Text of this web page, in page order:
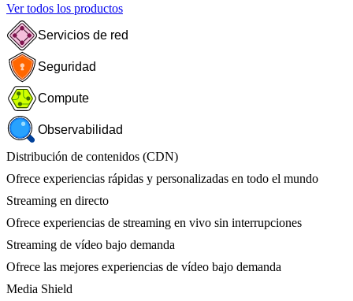
Ver todos los productos
Servicios de red
Seguridad
Compute
Observabilidad
Distribución de contenidos (CDN)
Ofrece experiencias rápidas y personalizadas en todo el mundo
Streaming en directo
Ofrece experiencias de streaming en vivo sin interrupciones
Streaming de vídeo bajo demanda
Ofrece las mejores experiencias de vídeo bajo demanda
Media Shield